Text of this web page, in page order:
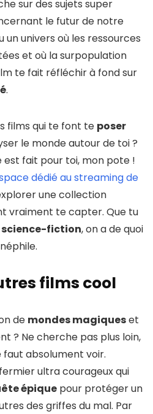
sur des sujets super
le futur de notre
un univers où les ressources
et où la surpopulation
te fait réfléchir à fond sur
.
films qui te font te poser
le monde autour de toi ?
fait pour toi, mon pote !
dédié au streaming de
une collection
vraiment te capter. Que tu
science-fiction, on a de quoi
films cool
de mondes magiqueset
? Ne cherche pas plus loin,
faut absolument voir.
ultra courageux qui
épique pour protéger un
des griffes du mal. Par